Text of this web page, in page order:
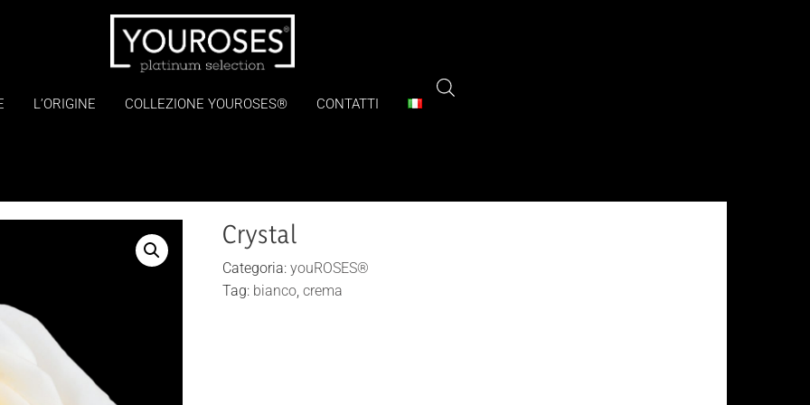
L’ORIGINE COLLEZIONE YOUROSES® CONTATTI
Crystal
Categoria:youROSES®
Tag: bianco,crema